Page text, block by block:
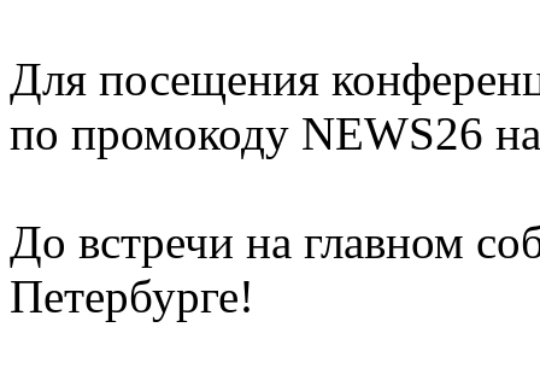
Для посещения
по промокоду NEWS26
До встречи на главном
Петербурге!